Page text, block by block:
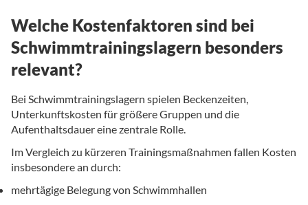
Welche Kostenfaktoren sind bei
Schwimmtrainingslagern besonders
relevant?
Bei Schwimmtrainingslagern spielen Beckenzeiten,
Unterkunftskosten für größere Gruppen und die
Aufenthaltsdauer eine zentrale Rolle.
Im Vergleich zu kürzeren Trainingsmaßnahmen fallen Kosten
insbesondere an durch:
mehrtägige Belegung von Schwimmhallen